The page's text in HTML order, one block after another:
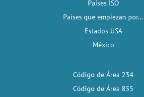
Países ISO
Países que empiezan por...
Estados USA
México
Código de Área 234
Código de Área 855